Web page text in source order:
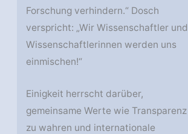
Forschung verhindern.“ Dosch
verspricht: „Wir Wissenschaftler und
Wissenschaftlerinnen werden uns
einmischen!“
Einigkeit herrscht darüber,
gemeinsame Werte wie Transparenz
zu wahren und internationale